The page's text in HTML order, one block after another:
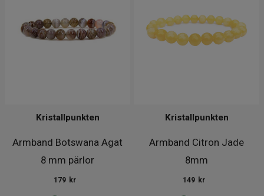
Armband Botswana Agat
8 mm pärlor
Kristallpunkten
179 kr
Armband Citron Jade
8mm
Kristallpunkten
149 kr